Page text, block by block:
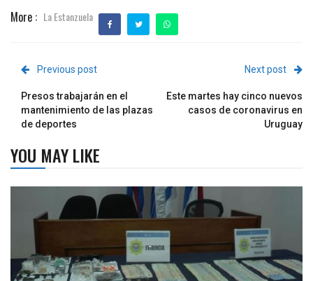
More : La Estanzuela
Previous post
Presos trabajarán en el
mantenimiento de las plazas
de deportes
Next post
Este martes hay cinco nuevos
casos de coronavirus en
Uruguay
YOU MAY LIKE